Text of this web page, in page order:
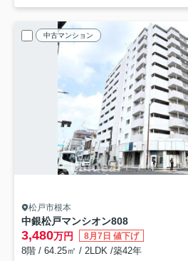
中古マンション
松戸市根本
中銀松戸マンシオン808
3,480万円 8月7日 値下げ
8階 / 64.25㎡ / 2LDK /築42年